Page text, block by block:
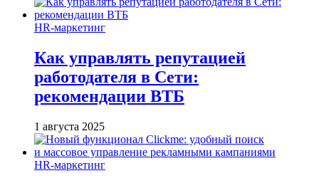
HR-маркетинг
Как управлять репутацией
работодателя в Сети:
рекомендации ВТБ
1 августа 2025
HR-маркетинг